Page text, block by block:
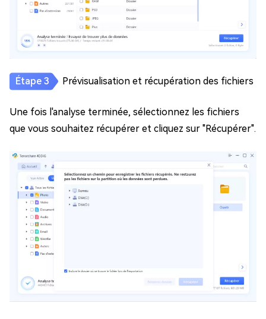
Prévisualisation et récupération des fichiers
Une fois l'analyse terminée, sélectionnez les fichiers
que vous souhaitez récupérer et cliquez sur "Récupérer".